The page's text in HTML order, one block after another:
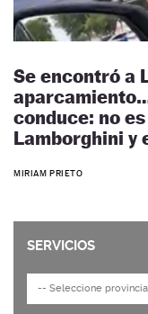
Se encontró a
conduce: no
Lamborghini y
MIRIAM PRIETO